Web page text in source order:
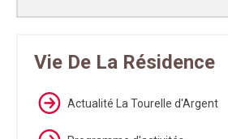
Vie De La Résidence
Actualité La Tourelle d'Argent